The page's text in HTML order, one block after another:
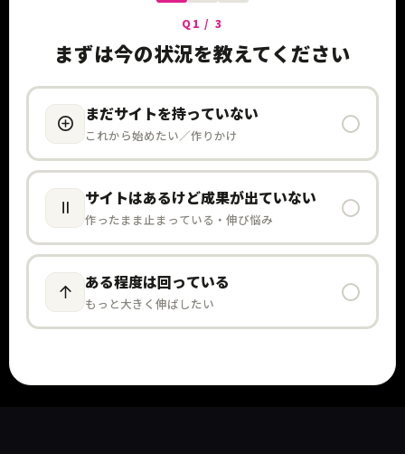
Q1 / 3
まずは今の状況を教えてください
まだサイトを持っていない
これから始めたい／作りかけ
サイトはあるけど成果が出ていない
作ったまま止まっている・伸び悩み
ある程度は回っている
もっと大きく伸ばしたい